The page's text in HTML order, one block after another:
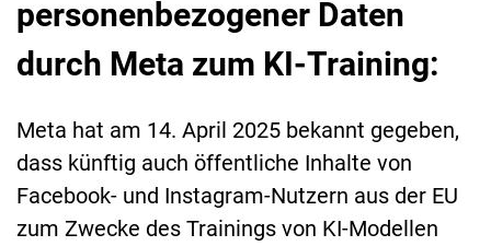
personenbezogener Daten
durch Meta zum KI-Training:
Meta hat am 14. April 2025 bekannt gegeben,
dass künftig auch öffentliche Inhalte von
Facebook- und Instagram-Nutzern aus der EU
zum Zwecke des Trainings von KI-Modellen